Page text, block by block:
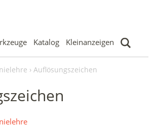
Katalog Kleinanzeigen
Auflösungszeichen